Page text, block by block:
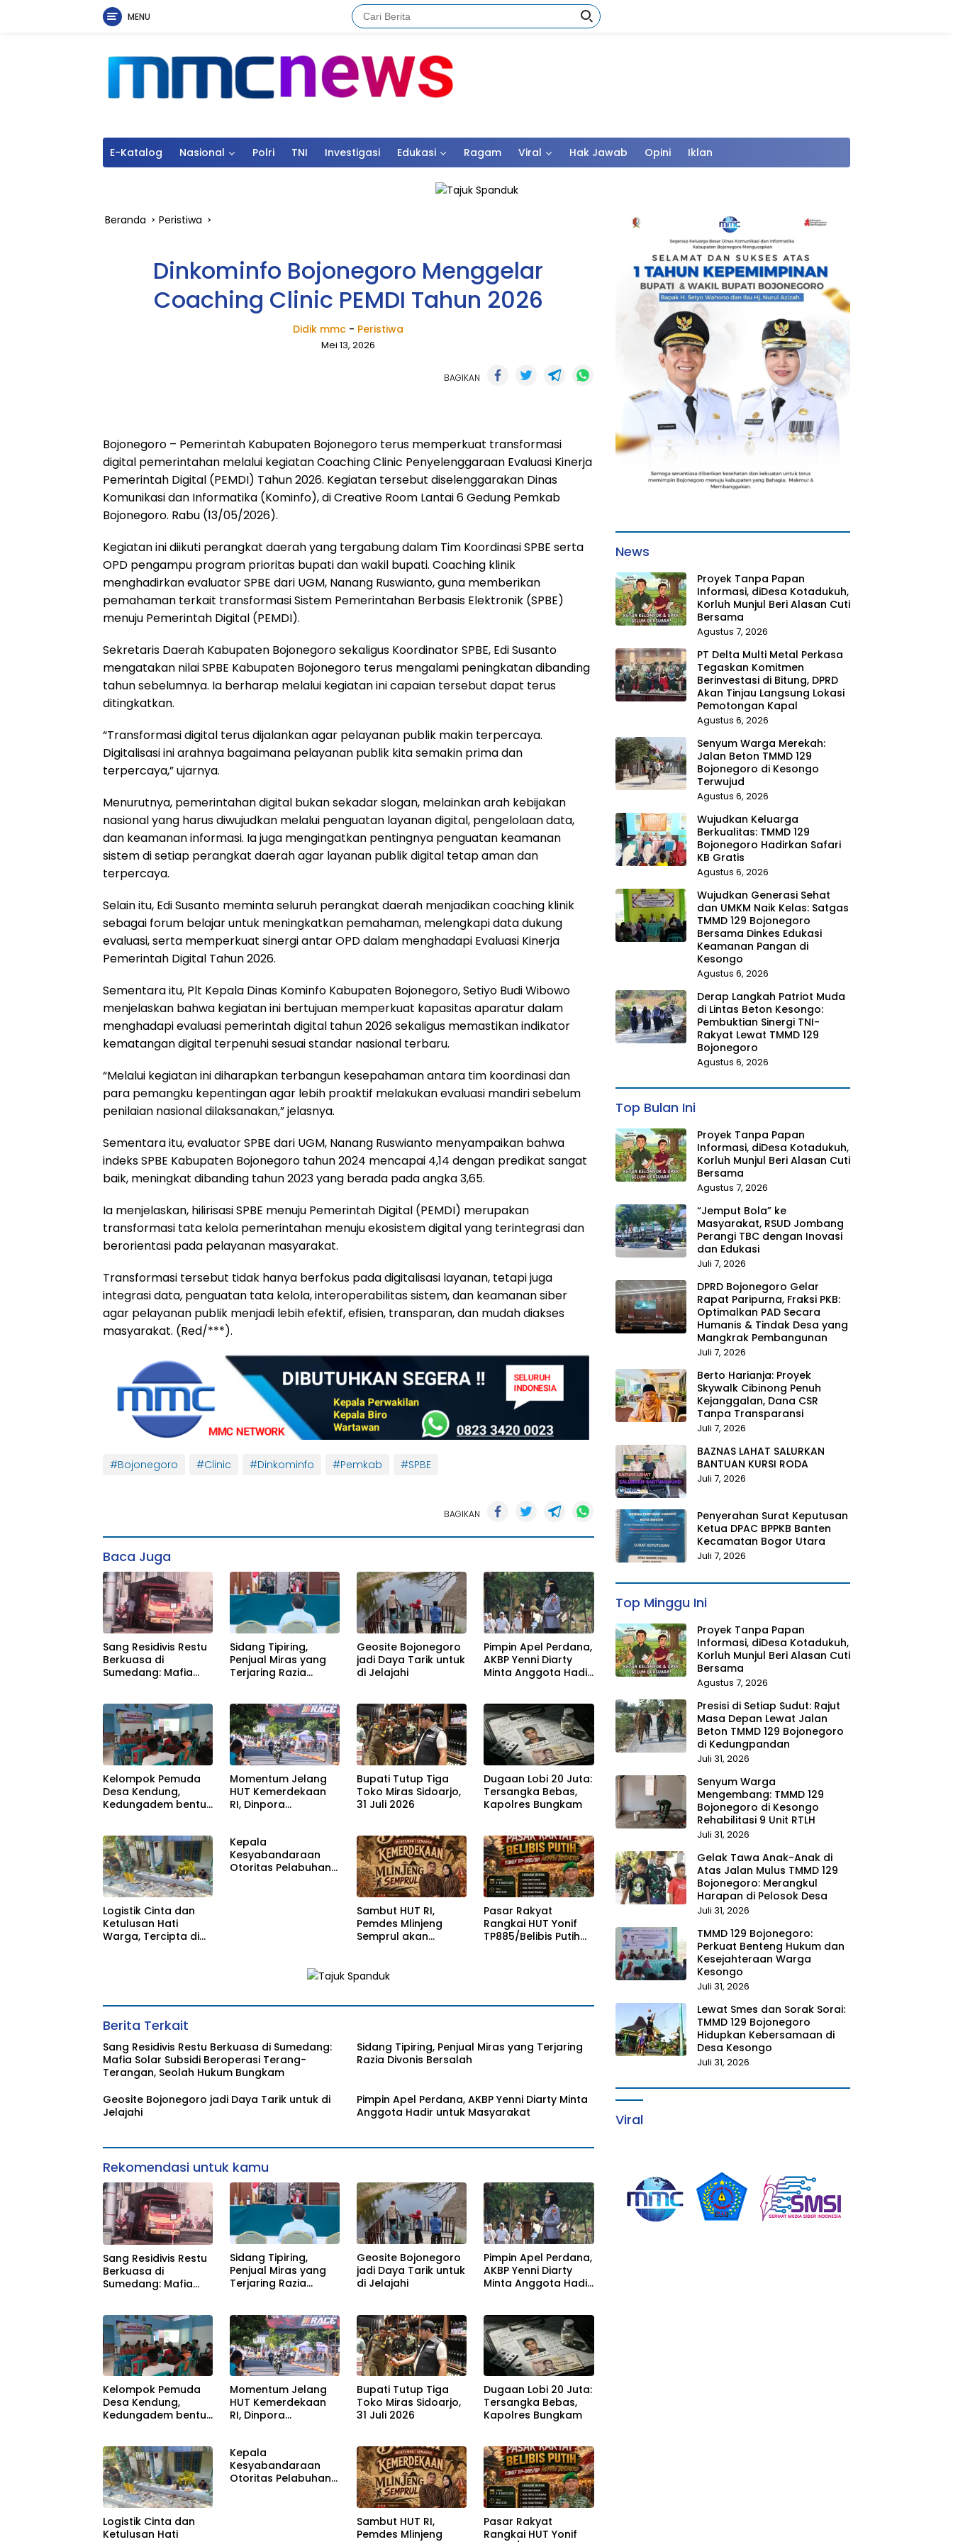
MENU
E-Katalog Nasional Polri TNI Investigasi Edukasi Ragam Viral Hak Jawab Opini Iklan
Beranda Peristiwa
Dinkominfo Bojonegoro Menggelar
Coaching Clinic PEMDI Tahun 2026
Didik mmc - Peristiwa
Mei 13, 2026
BAGIKAN
Bojonegoro – Pemerintah Kabupaten Bojonegoro terus memperkuat transformasi
digital pemerintahan melalui kegiatan Coaching Clinic Penyelenggaraan Evaluasi Kinerja
Pemerintah Digital (PEMDI) Tahun 2026. Kegiatan tersebut diselenggarakan Dinas
Komunikasi dan Informatika (Kominfo), di Creative Room Lantai 6 Gedung Pemkab
Bojonegoro. Rabu (13/05/2026).
Kegiatan ini diikuti perangkat daerah yang tergabung dalam Tim Koordinasi SPBE serta
OPD pengampu program prioritas bupati dan wakil bupati. Coaching klinik
menghadirkan evaluator SPBE dari UGM, Nanang Ruswianto, guna memberikan
pemahaman terkait transformasi Sistem Pemerintahan Berbasis Elektronik (SPBE)
menuju Pemerintah Digital (PEMDI).
Sekretaris Daerah Kabupaten Bojonegoro sekaligus Koordinator SPBE, Edi Susanto
mengatakan nilai SPBE Kabupaten Bojonegoro terus mengalami peningkatan dibanding
tahun sebelumnya. Ia berharap melalui kegiatan ini capaian tersebut dapat terus
ditingkatkan.
“Transformasi digital terus dijalankan agar pelayanan publik makin terpercaya.
Digitalisasi ini arahnya bagaimana pelayanan publik kita semakin prima dan
terpercaya,” ujarnya.
Menurutnya, pemerintahan digital bukan sekadar slogan, melainkan arah kebijakan
nasional yang harus diwujudkan melalui penguatan layanan digital, pengelolaan data,
dan keamanan informasi. Ia juga mengingatkan pentingnya penguatan keamanan
sistem di setiap perangkat daerah agar layanan publik digital tetap aman dan
terpercaya.
Selain itu, Edi Susanto meminta seluruh perangkat daerah menjadikan coaching klinik
sebagai forum belajar untuk meningkatkan pemahaman, melengkapi data dukung
evaluasi, serta memperkuat sinergi antar OPD dalam menghadapi Evaluasi Kinerja
Pemerintah Digital Tahun 2026.
Sementara itu, Plt Kepala Dinas Kominfo Kabupaten Bojonegoro, Setiyo Budi Wibowo
menjelaskan bahwa kegiatan ini bertujuan memperkuat kapasitas aparatur dalam
menghadapi evaluasi pemerintah digital tahun 2026 sekaligus memastikan indikator
kematangan digital terpenuhi sesuai standar nasional terbaru.
“Melalui kegiatan ini diharapkan terbangun kesepahaman antara tim koordinasi dan
para pemangku kepentingan agar lebih proaktif melakukan evaluasi mandiri sebelum
penilaian nasional dilaksanakan,” jelasnya.
Sementara itu, evaluator SPBE dari UGM, Nanang Ruswianto menyampaikan bahwa
indeks SPBE Kabupaten Bojonegoro tahun 2024 mencapai 4,14 dengan predikat sangat
baik, meningkat dibanding tahun 2023 yang berada pada angka 3,65.
Ia menjelaskan, hilirisasi SPBE menuju Pemerintah Digital (PEMDI) merupakan
transformasi tata kelola pemerintahan menuju ekosistem digital yang terintegrasi dan
berorientasi pada pelayanan masyarakat.
Transformasi tersebut tidak hanya berfokus pada digitalisasi layanan, tetapi juga
integrasi data, penguatan tata kelola, interoperabilitas sistem, dan keamanan siber
agar pelayanan publik menjadi lebih efektif, efisien, transparan, dan mudah diakses
masyarakat. (Red/***).
#Bojonegoro #Clinic #Dinkominfo #Pemkab #SPBE
BAGIKAN
Baca Juga
Sang Residivis Restu
Berkuasa di
Sumedang: Mafia
Terangan, Seolah
Hukum Bungkam
Sidang Tipiring,
Penjual Miras yang
Terjaring Razia
Geosite Bojonegoro
jadi Daya Tarik untuk
di Jelajahi
Pimpin Apel Perdana,
AKBP Yenni Diarty
Minta Anggota Hadir
Kelompok Pemuda
Desa Kendung,
Kedungadem bentuk
Momentum Jelang
HUT Kemerdekaan
RI, Dinpora
Bupati Tutup Tiga
Toko Miras Sidoarjo,
31 Juli 2026
Dugaan Lobi 20 Juta:
Tersangka Bebas,
Kapolres Bungkam
Logistik Cinta dan
Ketulusan Hati
Warga, Tercipta di
Kepala
Kesyabandaraan
Otoritas Pelabuhan
Sambut HUT RI,
Pemdes Mlinjeng
Semprul akan
Pasar Rakyat
Rangkai HUT Yonif
TP885/Belibis Putih
Berita Terkait
Sang Residivis Restu Berkuasa di Sumedang:
Mafia Solar Subsidi Beroperasi Terang-
Terangan, Seolah Hukum Bungkam
Sidang Tipiring, Penjual Miras yang Terjaring
Razia Divonis Bersalah
Geosite Bojonegoro jadi Daya Tarik untuk di
Jelajahi
Pimpin Apel Perdana, AKBP Yenni Diarty Minta
Anggota Hadir untuk Masyarakat
Rekomendasi untuk kamu
Sang Residivis Restu
Berkuasa di
Sumedang: Mafia
Terangan, Seolah
Hukum Bungkam
Sidang Tipiring,
Penjual Miras yang
Terjaring Razia
Geosite Bojonegoro
jadi Daya Tarik untuk
di Jelajahi
Pimpin Apel Perdana,
AKBP Yenni Diarty
Minta Anggota Hadir
Kelompok Pemuda
Desa Kendung,
Kedungadem bentuk
Momentum Jelang
HUT Kemerdekaan
RI, Dinpora
Bupati Tutup Tiga
Toko Miras Sidoarjo,
31 Juli 2026
Dugaan Lobi 20 Juta:
Tersangka Bebas,
Kapolres Bungkam
Logistik Cinta dan
Ketulusan Hati
Kepala
Kesyabandaraan
Otoritas Pelabuhan
Sambut HUT RI,
Pemdes Mlinjeng
Pasar Rakyat
Rangkai HUT Yonif
News
Proyek Tanpa Papan
Informasi, diDesa Kotadukuh,
Korluh Munjul Beri Alasan Cuti
Bersama
Agustus 7, 2026
PT Delta Multi Metal Perkasa
Tegaskan Komitmen
Berinvestasi di Bitung, DPRD
Akan Tinjau Langsung Lokasi
Pemotongan Kapal
Agustus 6, 2026
Senyum Warga Merekah:
Jalan Beton TMMD 129
Bojonegoro di Kesongo
Terwujud
Agustus 6, 2026
Wujudkan Keluarga
Berkualitas: TMMD 129
Bojonegoro Hadirkan Safari
KB Gratis
Agustus 6, 2026
Wujudkan Generasi Sehat
dan UMKM Naik Kelas: Satgas
TMMD 129 Bojonegoro
Bersama Dinkes Edukasi
Keamanan Pangan di
Kesongo
Agustus 6, 2026
Derap Langkah Patriot Muda
di Lintas Beton Kesongo:
Pembuktian Sinergi TNI-
Rakyat Lewat TMMD 129
Bojonegoro
Agustus 6, 2026
Top Bulan Ini
Proyek Tanpa Papan
Informasi, diDesa Kotadukuh,
Korluh Munjul Beri Alasan Cuti
Bersama
Agustus 7, 2026
“Jemput Bola” ke
Masyarakat, RSUD Jombang
Perangi TBC dengan Inovasi
dan Edukasi
Juli 7, 2026
DPRD Bojonegoro Gelar
Rapat Paripurna, Fraksi PKB:
Optimalkan PAD Secara
Humanis & Tindak Desa yang
Mangkrak Pembangunan
Juli 7, 2026
Berto Harianja: Proyek
Skywalk Cibinong Penuh
Kejanggalan, Dana CSR
Tanpa Transparansi
Juli 7, 2026
BAZNAS LAHAT SALURKAN
BANTUAN KURSI RODA
Juli 7, 2026
Penyerahan Surat Keputusan
Ketua DPAC BPPKB Banten
Kecamatan Bogor Utara
Juli 7, 2026
Top Minggu Ini
Proyek Tanpa Papan
Informasi, diDesa Kotadukuh,
Korluh Munjul Beri Alasan Cuti
Bersama
Agustus 7, 2026
Presisi di Setiap Sudut: Rajut
Masa Depan Lewat Jalan
Beton TMMD 129 Bojonegoro
di Kedungpandan
Juli 31, 2026
Senyum Warga
Mengembang: TMMD 129
Bojonegoro di Kesongo
Rehabilitasi 9 Unit RTLH
Juli 31, 2026
Gelak Tawa Anak-Anak di
Atas Jalan Mulus TMMD 129
Bojonegoro: Merangkul
Harapan di Pelosok Desa
Juli 31, 2026
TMMD 129 Bojonegoro:
Perkuat Benteng Hukum dan
Kesejahteraan Warga
Kesongo
Juli 31, 2026
Lewat Smes dan Sorak Sorai:
TMMD 129 Bojonegoro
Hidupkan Kebersamaan di
Desa Kesongo
Juli 31, 2026
Viral